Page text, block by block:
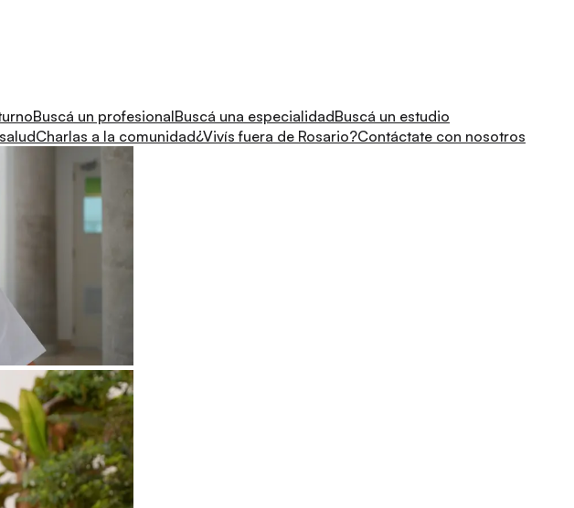
Buscá un profesionalBuscá una especialidadBuscá un estudio
Charlas a la comunidad¿Vivís fuera de Rosario?Contáctate con nosotros